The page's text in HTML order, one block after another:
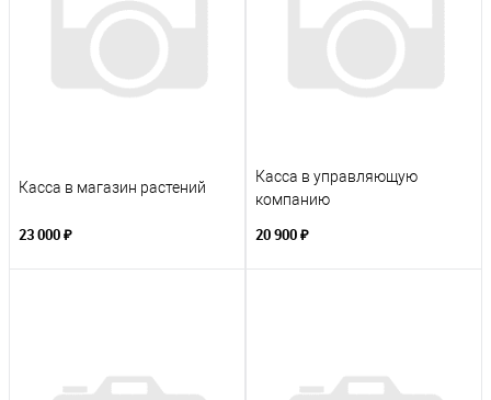
Касса в магазин растений
23 000 ₽
Касса в управляющую
компанию
20 900 ₽